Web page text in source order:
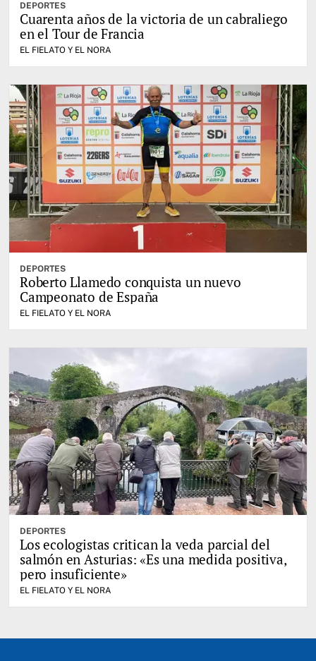
DEPORTES
Cuarenta años de la victoria de un cabraliego
en el Tour de Francia
EL FIELATO Y EL NORA
DEPORTES
Roberto Llamedo conquista un nuevo
Campeonato de España
EL FIELATO Y EL NORA
DEPORTES
Los ecologistas critican la veda parcial del
salmón en Asturias: «Es una medida positiva,
pero insuficiente»
EL FIELATO Y EL NORA